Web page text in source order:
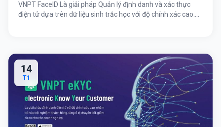
VNPT FaceID Là giải pháp Quản lý định danh và xác thực
điện tử dựa trên dữ liệu sinh trắc học với độ chính xác cao.
14
T1